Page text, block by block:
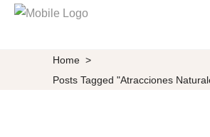
Home >
Posts Tagged "atracciones